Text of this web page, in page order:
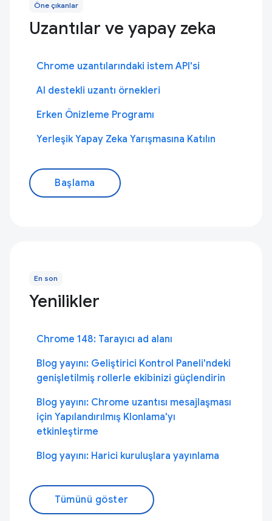
Öne çıkanlar
Uzantılar ve yapay zeka
Chrome uzantılarındaki istem API'si
AI destekli uzantı örnekleri
Erken Önizleme Programı
Yerleşik Yapay Zeka Yarışmasına Katılın
Başlama
En son
Yenilikler
Chrome 148: Tarayıcı ad alanı
Blog yayını: Geliştirici Kontrol Paneli'ndeki
genişletilmiş rollerle ekibinizi güçlendirin
Blog yayını: Chrome uzantısı mesajlaşması
için Yapılandırılmış Klonlama'yı
etkinleştirme
Blog yayını: Harici kuruluşlara yayınlama
Tümünü göster